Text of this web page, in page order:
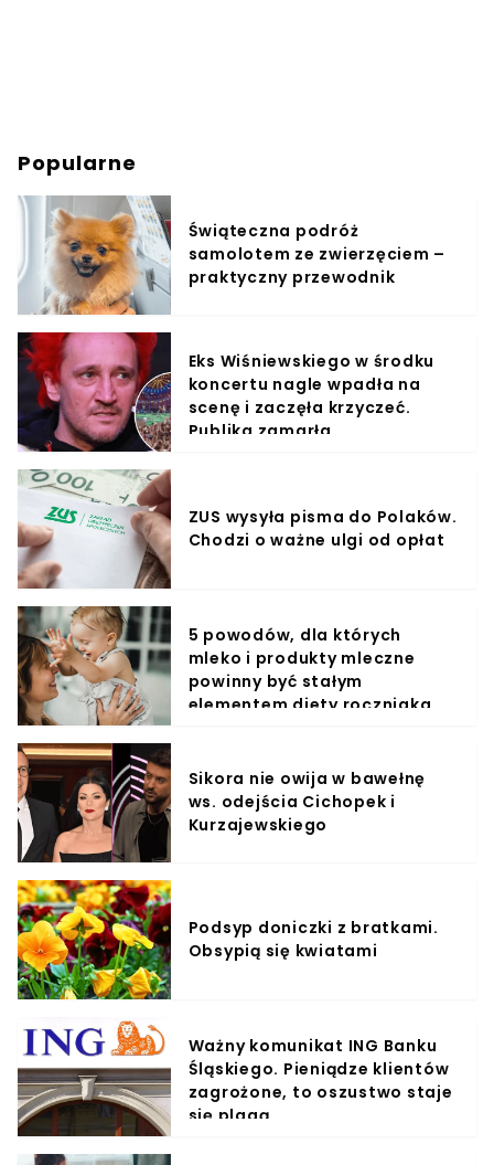
Popularne
Świąteczna podróż
samolotem ze zwierzęciem –
praktyczny przewodnik
Eks Wiśniewskiego w środku
koncertu nagle wpadła na
scenę i zaczęła krzyczeć.
Publika zamarła
ZUS wysyła pisma do Polaków.
Chodzi o ważne ulgi od opłat
5 powodów, dla których
mleko i produkty mleczne
powinny być stałym
elementem diety roczniaka
Sikora nie owija w bawełnę
ws. odejścia Cichopek i
Kurzajewskiego
Podsyp doniczki z bratkami.
Obsypią się kwiatami
Ważny komunikat ING Banku
Śląskiego. Pieniądze klientów
zagrożone, to oszustwo staje
się plagą